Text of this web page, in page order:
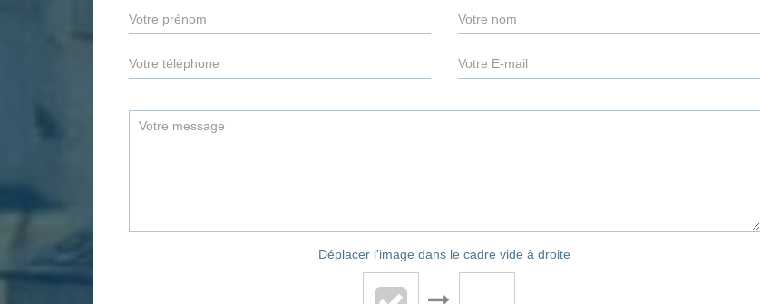
Déplacer l'image dans le cadre vide à droite